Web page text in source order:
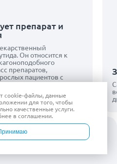
препарат и
Он относится к
препаратов,
пациентов с
улучшения
фоне диеты и
cookie-файлы, данные
для того, чтобы
качественные услуги.
в соглашении.